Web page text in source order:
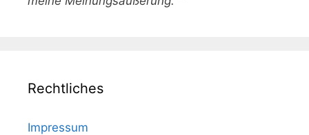
Rechtliches
Impressum